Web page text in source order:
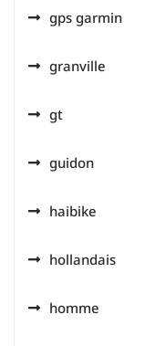
gps garmin
granville
gt
guidon
haibike
hollandais
homme